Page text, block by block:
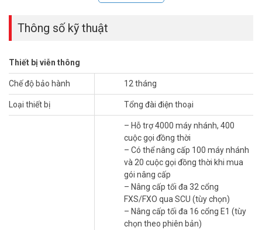
nhỡ, chuyển cuộc gọi, ghi âm cuộc gọi giúp doanh nghiệp quản lý
hiệu quả hơn.
Khả Năng Mở Rộng Linh Hoạt:
năng khi cần thiết.
Thiết Kế Đáp Ứng Nhu Cầu Doanh Nghiệp
Thân Thiện Với Người Dùng:
Giao diện dễ sử dụng, hỗ trợ quản lý
từ xa qua web.
Hệ thống bảo mật cao giúp bảo vệ thông tin và dữ
Lợi Ích Khi Sử Dụng Dinstar UC350 Pro v4
Giảm thiểu chi phí điện thoại nhờ vào công nghệ
Tăng Cường Hiệu Quả Làm Việc:Quản lý cuộc gọi và hỗ trợ khách
Thông số kỹ thuật
Thiết bị viễn thông
Chế độ bảo hành 12 tháng
Loại thiết bị Tổng đài điện thoại
– Hỗ trợ 4000 máy nhánh, 400
cuộc gọi đồng thời
– Có thể nâng cấp 100 máy nhánh
và 20 cuộc gọi đồng thời khi mua
gói nâng cấp
– Nâng cấp tối đa 32 cổng
FXS/FXO qua SCU (tùy chọn)
– Nâng cấp tối đa 16 cổng E1 (tùy
chọn theo phiên bản)